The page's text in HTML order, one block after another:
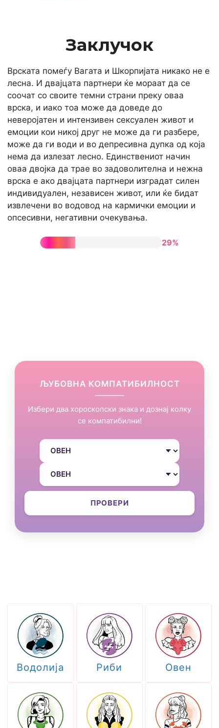
Заклучок
Врската помеѓу Вагата и Шкорпијата никако не е
лесна. И двајцата партнери ќе мораат да се
соочат со своите темни страни преку оваа
врска, и иако тоа може да доведе до
неверојатен и интензивен сексуален живот и
емоции кои никој друг не може да ги разбере,
може да ги води и во депресивна дупка од која
нема да излезат лесно. Единствениот начин
оваа двојка да трае во задоволителна и нежна
врска е ако двајцата партнери изградат силен
индивидуален, независен живот, или ќе бидат
извлечени во водовод на кармички емоции и
опсесивни, негативни очекувања.
29%
ЉУБОВНА КОМПАТИБИЛНОСТ
Избери два хороскопски знака и дознај колку
се компатибилни!
ПРОВЕРИ
Водолија Риби Овен